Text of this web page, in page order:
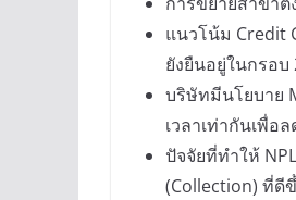
แนวโน้ม Credit
ยังยืนอยู่ในกรอบ
บริษัทมีนโยบาย
เวลาเท่ากันเพื่อ
ปัจจัยที่ทำให้
(Collection) ที่ดี